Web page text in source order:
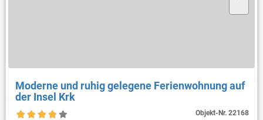
Moderne und ruhig gelegene Ferienwohnung auf
der Insel Krk
Objekt-Nr.22168